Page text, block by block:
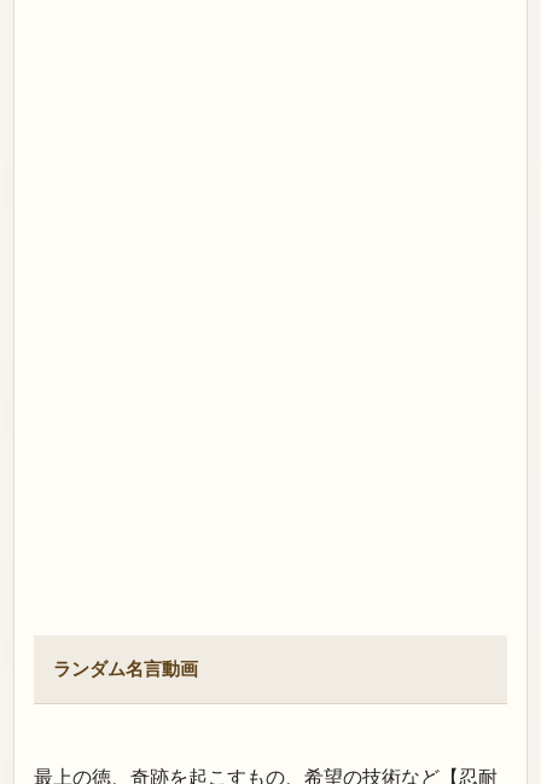
ランダム名言動画
最上の徳、奇跡を起こすもの、希望の技術など【忍耐